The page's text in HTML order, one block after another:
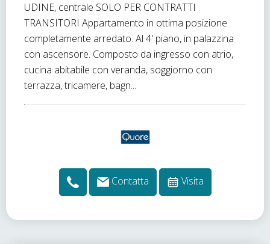
UDINE, centrale SOLO PER CONTRATTI
TRANSITORI Appartamento in ottima posizione
completamente arredato. Al 4' piano, in palazzina
con ascensore. Composto da ingresso con atrio,
cucina abitabile con veranda, soggiorno con
terrazza, tricamere, bagn...
Contatta Visita